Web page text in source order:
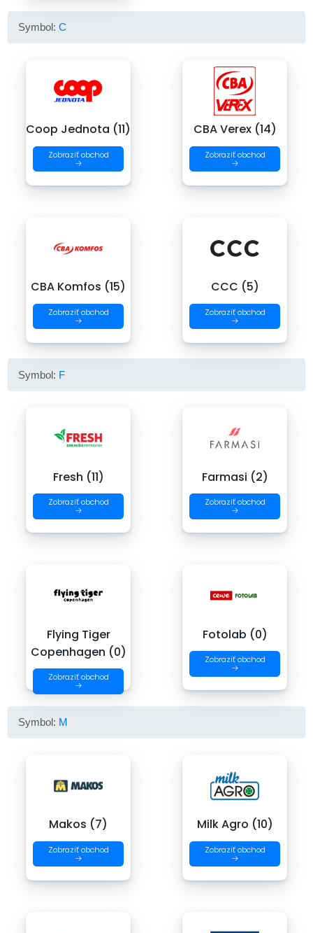
Symbol:C
Coop Jednota (11)
Zobraziť obchod
→
CBA Verex (14)
Zobraziť obchod
→
CBA Komfos (15)
Zobraziť obchod
→
CCC (5)
Zobraziť obchod
→
Symbol: F
Fresh (11)
Zobraziť obchod
→
Farmasi (2)
Zobraziť obchod
→
Flying Tiger
Copenhagen (0)
Zobraziť obchod
→
Fotolab (0)
Zobraziť obchod
→
Symbol: M
Makos (7)
Zobraziť obchod
→
Milk Agro (10)
Zobraziť obchod
→